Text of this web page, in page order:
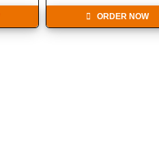
ORDER NOW